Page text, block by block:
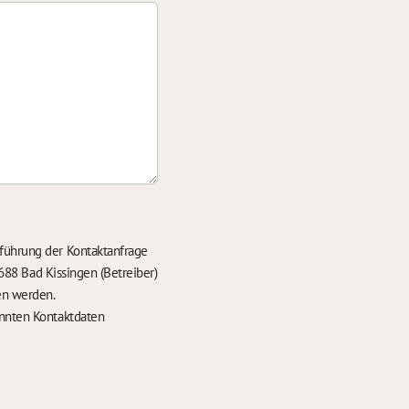
der Kontaktanfrage
Bad Kissingen (Betreiber)
werden.
Kontaktdaten